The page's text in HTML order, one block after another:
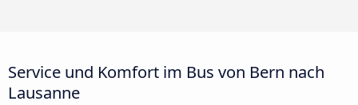
Service und Komfort im Bus von Bern nach
Lausanne